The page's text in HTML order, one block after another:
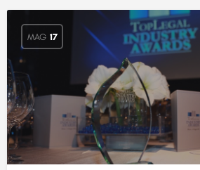
MAG 17